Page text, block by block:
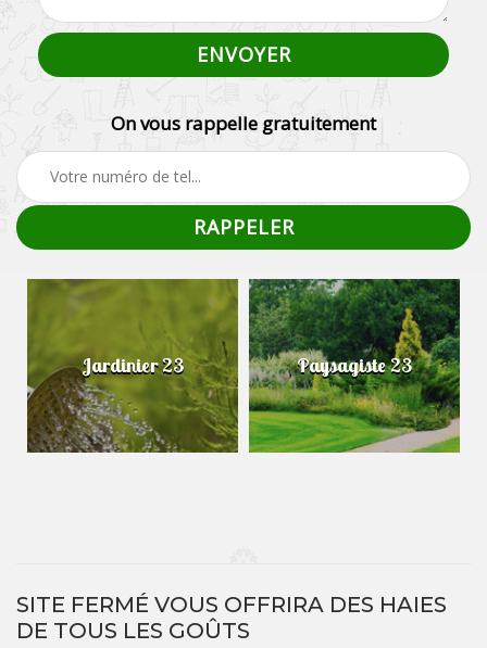
On vous rappelle gratuitement
Jardinier 23 Paysagiste 23
SITE FERMÉ VOUS OFFRIRA DES HAIES
DE TOUS LES GOÛTS